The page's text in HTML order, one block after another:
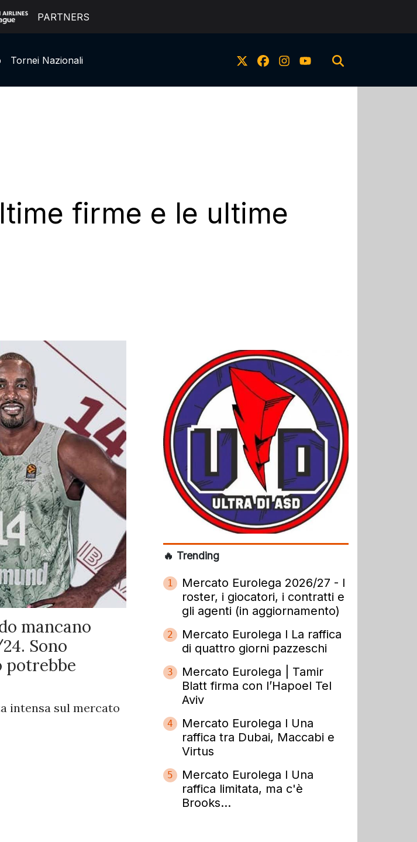
PARTNERS
Tornei Nazionali
firme e le ultime
mancano
Sono
potrebbe
intensa sul mercato
🔥 Trending
1
Mercato Eurolega 2026/27 - I
roster, i giocatori, i contratti e
gli agenti (in aggiornamento)
2
Mercato Eurolega l La raffica
di quattro giorni pazzeschi
3
Mercato Eurolega | Tamir
Blatt firma con l’Hapoel Tel
Aviv
4
Mercato Eurolega l Una
raffica tra Dubai, Maccabi e
Virtus
5
Mercato Eurolega l Una
raffica limitata, ma c'è
Brooks...